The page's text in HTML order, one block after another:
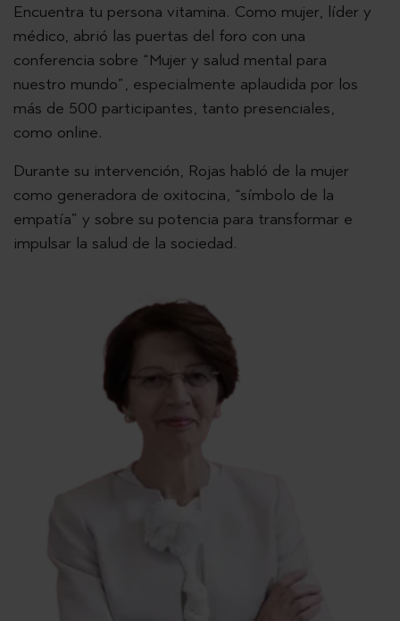
Encuentra tu persona vitamina. Como mujer, líder y
médico, abrió las puertas del foro con una
conferencia sobre “Mujer y salud mental para
nuestro mundo”, especialmente aplaudida por los
más de 500 participantes, tanto presenciales,
como online.
Durante su intervención, Rojas habló de la mujer
como generadora de oxitocina, “símbolo de la
empatía” y sobre su potencia para transformar e
impulsar la salud de la sociedad.